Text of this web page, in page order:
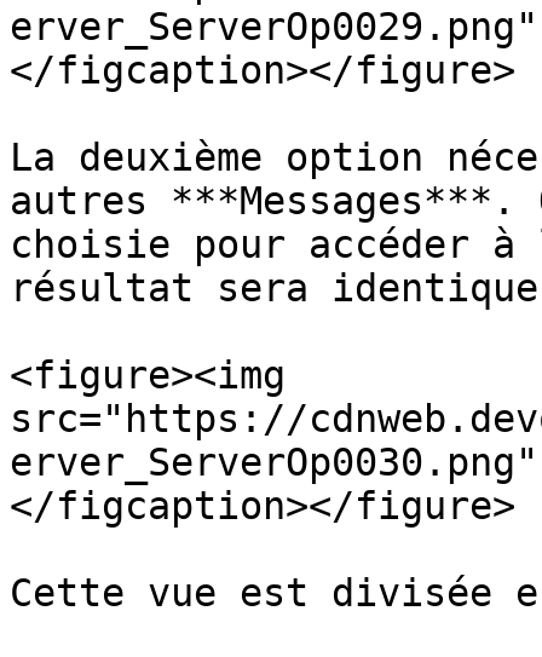
</figcaption></figure>
La deuxième option
autres
choisie pour accéder
résultat sera
<figure><img
src="https://
</figcaption></figure>
Cette vue est divisée